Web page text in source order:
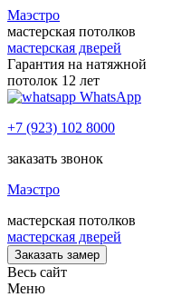
Маэстро
мастерская потолков
мастерская дверей
Гарантия на натяжной
потолок 12 лет
WhatsApp
+7 (923) 102 8000
заказать звонок
Маэстро
мастерская потолков
мастерская дверей
Заказать замер
Весь сайт
Меню